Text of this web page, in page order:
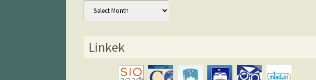
Archív
Linkek